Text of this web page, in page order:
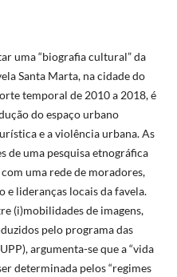
uma “biografia cultural” da
Santa Marta, na cidade do
temporal de 2010 a 2018, é
do espaço urbano
e a violência urbana. As
de uma pesquisa etnográfica
uma rede de moradores,
e lideranças locais da favela.
(i)mobilidades de imagens,
pelo programa das
argumenta-se que a “vida
determinada pelos “regimes